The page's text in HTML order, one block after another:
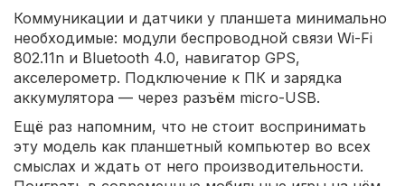
Коммуникации и датчики у планшета минимально
необходимые: модули беспроводной связи Wi-Fi
802.11n и Bluetooth 4.0, навигатор GPS,
акселерометр. Подключение к ПК и зарядка
аккумулятора — через разъём micro-USB.
Ещё раз напомним, что не стоит воспринимать
эту модель как планшетный компьютер во всех
смыслах и ждать от него производительности.